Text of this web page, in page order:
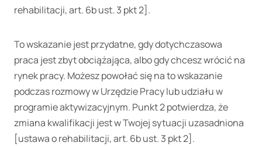
rehabilitacji, art. 6b ust. 3 pkt 2].
To wskazanie jest przydatne, gdy dotychczasowa
praca jest zbyt obciążająca, albo gdy chcesz wrócić na
rynek pracy. Możesz powołać się na to wskazanie
podczas rozmowy w Urzędzie Pracy lub udziału w
programie aktywizacyjnym. Punkt 2 potwierdza, że
zmiana kwalifikacji jest w Twojej sytuacji uzasadniona
[ustawa o rehabilitacji, art. 6b ust. 3 pkt 2].